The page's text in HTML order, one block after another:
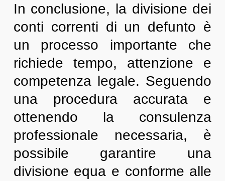
In conclusione, la divisione dei
conti correnti di un defunto è
un processo importante che
richiede tempo, attenzione e
competenza legale. Seguendo
una procedura accurata e
ottenendo la consulenza
professionale necessaria, è
possibile garantire una
divisione equa e conforme alle